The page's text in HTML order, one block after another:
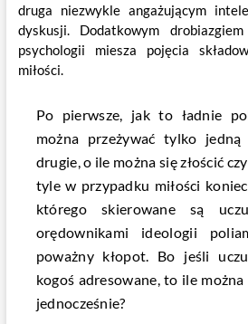
druga niezwykle angażującym
dyskusji. Dodatkowym
psychologii miesza pojęcia
miłości.
Po pierwsze, jak to ładnie
można przeżywać tylko
drugie, o ile można się złościć
tyle w przypadku miłości
którego skierowane są
orędownikami ideologii
poważny kłopot. Bo jeśli
kogoś adresowane, to ile
jednocześnie?